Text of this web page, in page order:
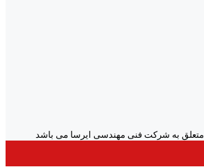
به شرکت فنی مهندسی ایرسا می باشد